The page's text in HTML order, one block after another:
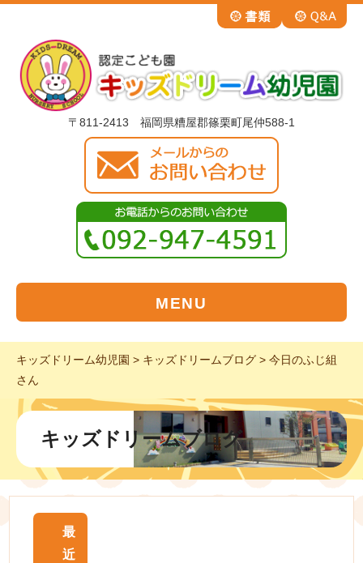
〒811-2413 福岡県糟屋郡篠栗町尾仲588-1
MENU
キッズドリーム幼児園 > キッズドリームブログ > 今日のふじ組
さん
キッズドリームブログ
最
近